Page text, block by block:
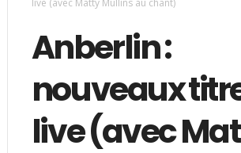
live (avec Matty Mullins au chant)
Anberlin :
nouveaux
live (avec